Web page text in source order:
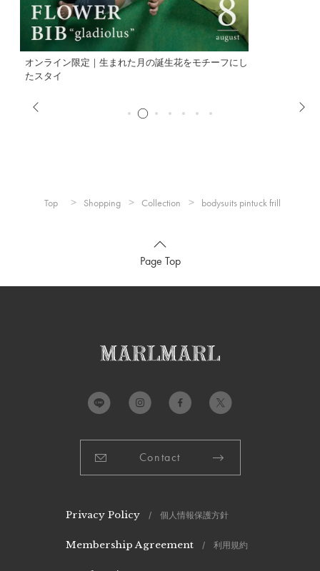
再生繊維（セルロース）39%、ナイロン31%、レー
ヨン30%
※洗濯機可(ネット使用・タンブラー乾燥不可)
※ドライクリーニング不可。
※色移りする事がありますので、淡色のものと分けて洗ってく
※洗濯の際はネットをご使用下さい。
Top Shopping Collection bodysuits pintuck frill
Page Top
Contact
Privacy Policy / 個人情報保護方針
Membership Agreement / 利用規約